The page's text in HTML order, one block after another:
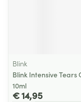
Blink
Blink Intensive Tears
10ml
€ 14,95